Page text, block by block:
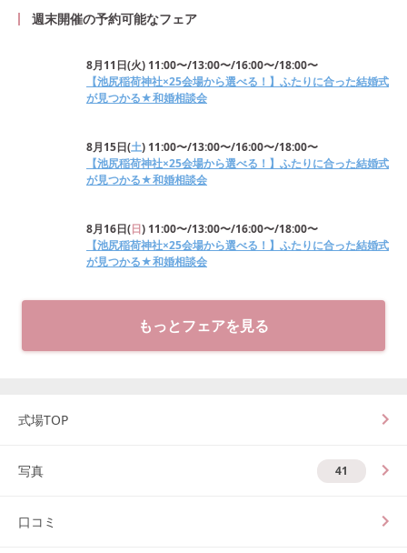
週末開催の予約可能なフェア
8月11日(火) 11:00〜/13:00〜/16:00〜/18:00〜
【池尻稲荷神社×25会場から選べる！】ふたりに合った結婚式
が見つかる★和婚相談会
8月15日(土) 11:00〜/13:00〜/16:00〜/18:00〜
【池尻稲荷神社×25会場から選べる！】ふたりに合った結婚式
が見つかる★和婚相談会
8月16日(日) 11:00〜/13:00〜/16:00〜/18:00〜
【池尻稲荷神社×25会場から選べる！】ふたりに合った結婚式
が見つかる★和婚相談会
もっとフェアを見る
式場TOP
写真 41
口コミ